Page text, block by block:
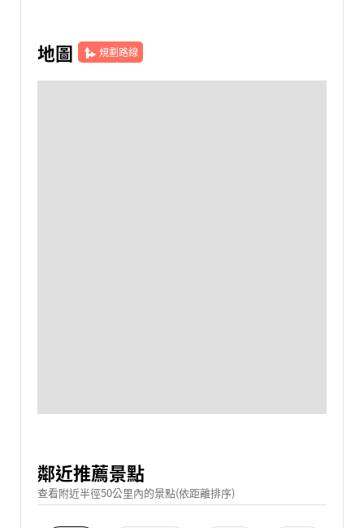
地圖 規劃路線
鄰近推薦景點
查看附近半徑50公里內的景點(依距離排序)